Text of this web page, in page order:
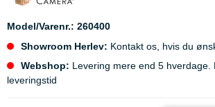
Model/Varenr.: 260400
Showroom Herlev: Kontakt os, hvis du
Webshop: Levering mere end 5 hverdage.
leveringstid